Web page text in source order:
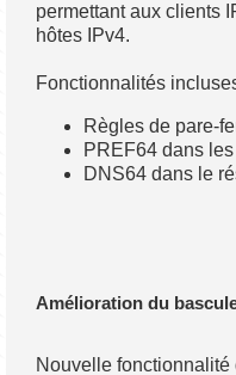
permettant aux clients
hôtes IPv4.
Fonctionnalités
Règles de pare-
PREF64 dans
DNS64 dans le
Amélioration du
Nouvelle